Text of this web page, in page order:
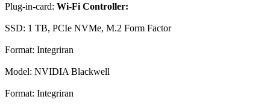
Plug-in-card: Wi-Fi Controller:
SSD: 1 TB, PCIe NVMe, M.2 Form Factor
Format: Integriran
Model: NVIDIA Blackwell
Format: Integriran